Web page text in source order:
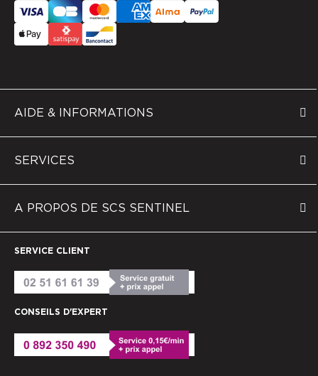
AIDE & INFORMATIONS
SERVICES
A PROPOS DE SCS SENTINEL
SERVICE CLIENT
CONSEILS D'EXPERT